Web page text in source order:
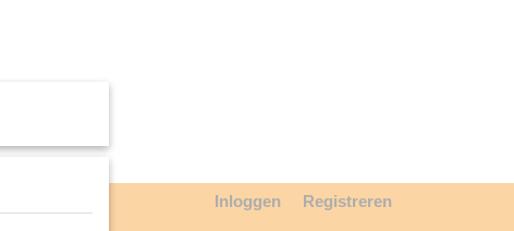
Inloggen Registreren